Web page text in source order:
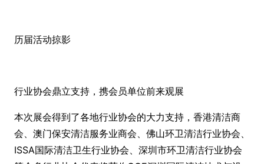
历届活动掠影
行业协会鼎立支持，携会员单位前来观展
本次展会得到了各地行业协会的大力支持，香港清洁商
会、澳门保安清洁服务业商会、佛山环卫清洁行业协会、
ISSA国际清洁卫生行业协会、深圳市环卫清洁行业协会